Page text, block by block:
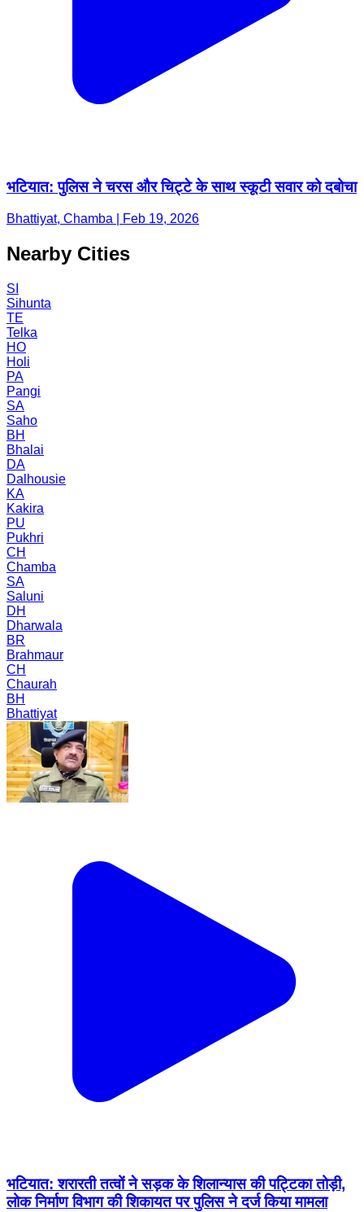
भटियात: पुलिस ने चरस और चिट्टे के साथ स्कूटी सवार को दबोचा
Bhattiyat, Chamba | Feb 19, 2026
Nearby Cities
SI
Sihunta
TE
Telka
HO
Holi
PA
Pangi
SA
Saho
BH
Bhalai
DA
Dalhousie
KA
Kakira
PU
Pukhri
CH
Chamba
SA
Saluni
DH
Dharwala
BR
Brahmaur
CH
Chaurah
BH
Bhattiyat
भटियात: शरारती तत्वों ने सड़क के शिलान्यास की पट्टिका तोड़ी,
लोक निर्माण विभाग की शिकायत पर पुलिस ने दर्ज किया मामला